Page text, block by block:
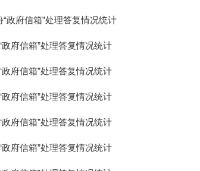
“政府信箱”处理答复情况统计
政府信箱”处理答复情况统计
政府信箱”处理答复情况统计
政府信箱”处理答复情况统计
政府信箱”处理答复情况统计
政府信箱”处理答复情况统计